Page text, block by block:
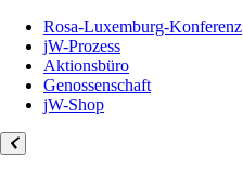
Rosa-Luxemburg-Konferenz
jW-Prozess
Aktionsbüro
Genossenschaft
jW-Shop